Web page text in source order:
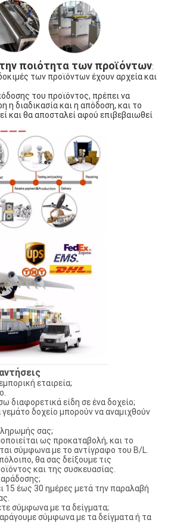
ποιότητα των προϊόντων:
των προϊόντων έχουν αρχεία και
του προϊόντος, πρέπει να
η διαδικασία και η απόδοση, και το
και θα αποσταλεί αφού επιβεβαιωθεί
εταιρεία;
διαφορετικά είδη σε ένα δοχείο;
δοχείο μπορούν να αναμιχθούν
σας;
ως προκαταβολή, και το
σύμφωνα με το αντίγραφο του B/L.
θα σας δείξουμε τις
και της συσκευασίας.
15 έως 30 ημέρες μετά την παραλαβή
σύμφωνα με τα δείγματα;
σύμφωνα με τα δείγματα ή τα